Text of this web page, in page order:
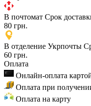
В почтомат Срок
80 грн.
В отделение Укрпочты
60 грн.
Оплата
Онлайн-оплата
Оплата при
Оплата на карту